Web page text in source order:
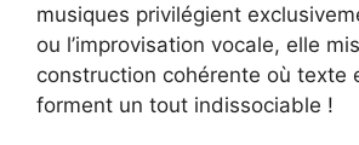
musiques privilégient
ou l’improvisation vocale, elle
construction cohérente où texte
forment un tout indissociable !